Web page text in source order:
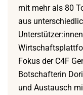
mit mehr als 80
aus
Fokus der C4F
Botschafterin
und Austausch